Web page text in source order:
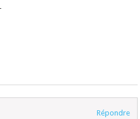
Répondre